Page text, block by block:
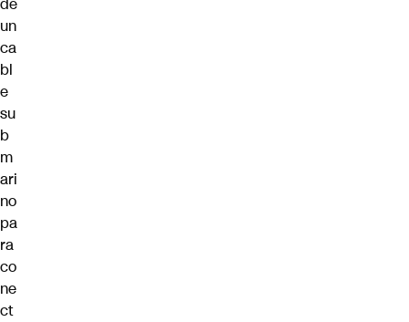
un
ca
bl
e
su
b
m
ari
no
pa
ra
co
ne
ct